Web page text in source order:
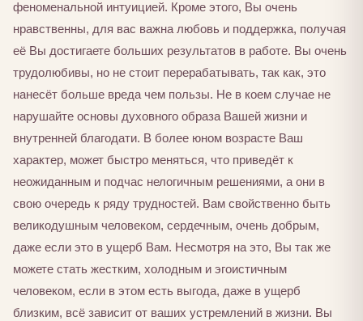
феноменальной интуицией. Кроме этого, Вы очень
нравственны, для вас важна любовь и поддержка, получая
её Вы достигаете больших результатов в работе. Вы очень
трудолюбивы, но не стоит перерабатывать, так как, это
нанесёт больше вреда чем пользы. Не в коем случае не
нарушайте основы духовного образа Вашей жизни и
внутренней благодати. В более юном возрасте Ваш
характер, может быстро меняться, что приведёт к
неожиданным и подчас нелогичным решениями, а они в
свою очередь к ряду трудностей. Вам свойственно быть
великодушным человеком, сердечным, очень добрым,
даже если это в ущерб Вам. Несмотря на это, Вы так же
можете стать жестким, холодным и эгоистичным
человеком, если в этом есть выгода, даже в ущерб
близким, всё зависит от ваших устремлений в жизни. Вы